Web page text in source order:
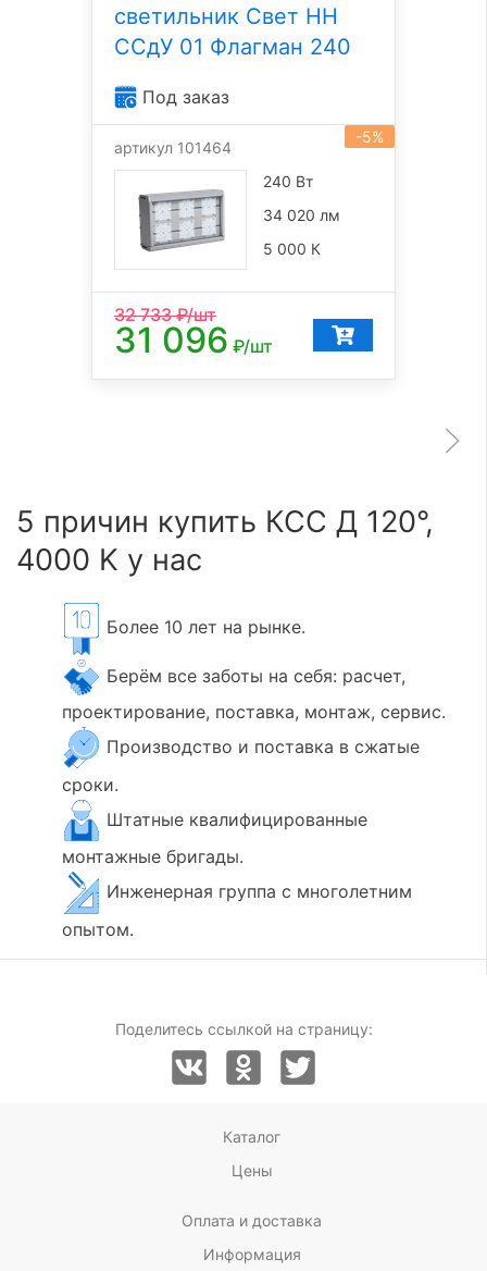
светильник Свет НН
ССдУ 01 Флагман 240
Под заказ
-5%
артикул 101464
240 Вт
34 020 лм
5 000 К
32 733₽/шт
31 096 ₽/шт
5 причин купить КСС Д 120°,
4000 K у нас
Более 10 лет на рынке.
Берём все заботы на себя: расчет,
проектирование, поставка, монтаж, сервис.
Производство и поставка в сжатые
сроки.
Штатные квалифицированные
монтажные бригады.
Инженерная группа с многолетним
опытом.
Поделитесь ссылкой на страницу:
Каталог
Цены
Оплата и доставка
Информация